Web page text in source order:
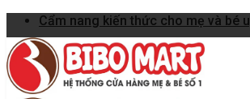
Skip
to
content
Cẩm nang kiến thức cho mẹ và bé